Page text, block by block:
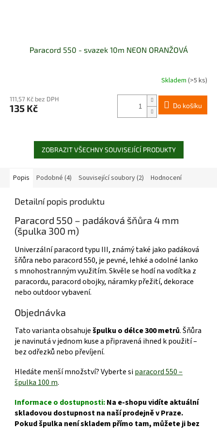
Paracord 550 - svazek 10m NEON ORANŽOVÁ
Skladem (>5 ks)
111,57 Kč bez DPH
135 Kč Do košíku
ZOBRAZIT VŠECHNY SOUVISEJÍCÍ PRODUKTY
Popis Podobné (4) Související soubory (2) Hodnocení
Detailní popis produktu
Paracord 550 – padáková šňůra 4 mm
(špulka 300 m)
Univerzální paracord typu III, známý také jako padáková
šňůra nebo paracord 550, je pevné, lehké a odolné lanko
s mnohostranným využitím. Skvěle se hodí na vodítka z
paracordu, paracord obojky, náramky přežití, dekorace
nebo outdoor vybavení.
Objednávka
Tato varianta obsahuješpulku o délce 300 metrů. Šňůra
je navinutá v jednom kuse a připravená ihned k použití –
bez odřezků nebo převíjení.
Hledáte menší množství? Vyberte siparacord 550 –
špulka 100 m.
Informace o dostupnosti:Na e-shopu vidíte aktuální
skladovou dostupnost na naší prodejně v Praze.
Pokud špulka není skladem přímo tam, můžete ji bez